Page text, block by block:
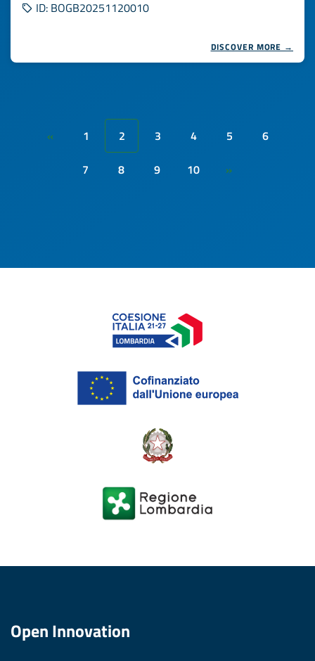
ID: BOGB20251120010
DISCOVER MORE →
« 1 2 3 4 5
6
7
8 9 10 »
Open Innovation